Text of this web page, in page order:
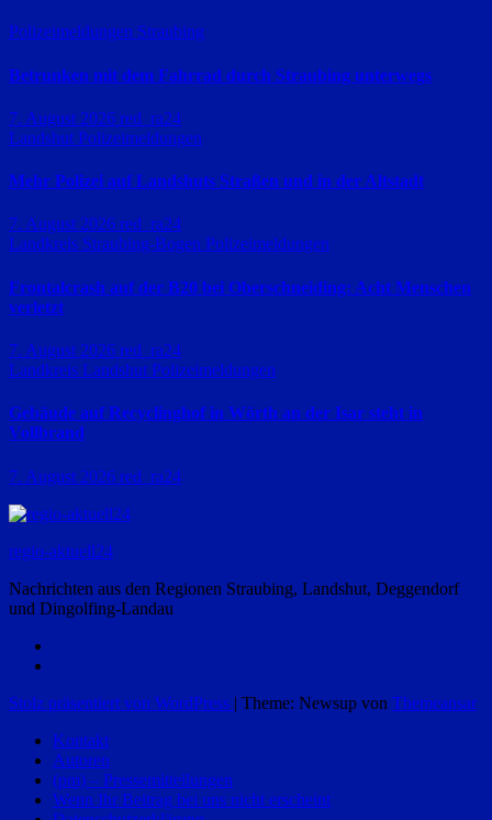
Polizeimeldungen Straubing
Betrunken mit dem Fahrrad durch Straubing unterwegs
7. August 2026 red_ra24
Landshut Polizeimeldungen
Mehr Polizei auf Landshuts Straßen und in der Altstadt
7. August 2026 red_ra24
Landkreis Straubing-Bogen Polizeimeldungen
Frontalcrash auf der B20 bei Oberschneiding: Acht Menschen
verletzt
7. August 2026 red_ra24
Landkreis Landshut Polizeimeldungen
Gebäude auf Recyclinghof in Wörth an der Isar steht in
Vollbrand
7. August 2026 red_ra24
regio-aktuell24
Nachrichten aus den Regionen Straubing, Landshut, Deggendorf
und Dingolfing-Landau
Stolz präsentiert von WordPress | Theme: Newsup von Themeansar
Kontakt
Autoren
(pm) – Pressemitteilungen
Wenn Ihr Beitrag bei uns nicht erscheint